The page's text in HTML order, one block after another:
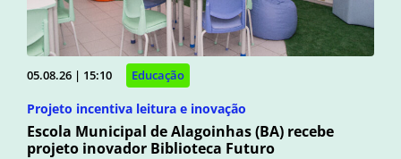
05.08.26 | 15:10 Educação
Projeto incentiva leitura e inovação
Escola Municipal de Alagoinhas (BA) recebe
projeto inovador Biblioteca Futuro